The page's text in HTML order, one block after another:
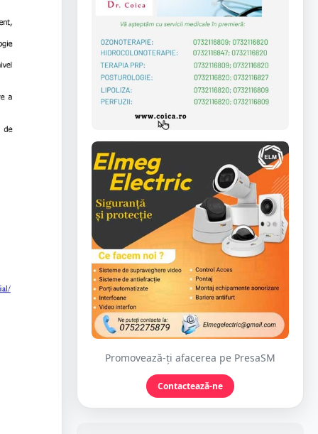
Promovează-ți afacerea pe PresaSM
Contactează-ne